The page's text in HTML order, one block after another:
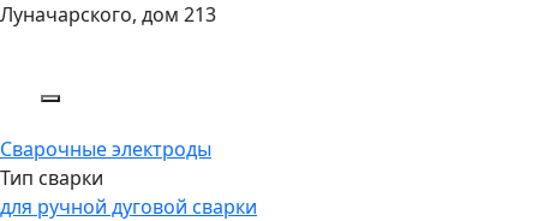
Луначарского, дом 213
Сварочные электроды
Тип сварки
для ручной дуговой сварки